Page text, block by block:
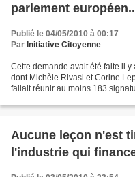
parlement
Publié le 04/05/2010 à 00:17
Par Initiative Citoyenne
Cette demande avait été faite il
dont Michèle Rivasi et Corine
fallait réunir au moins 183
Aucune leçon n'est
l'industrie qui